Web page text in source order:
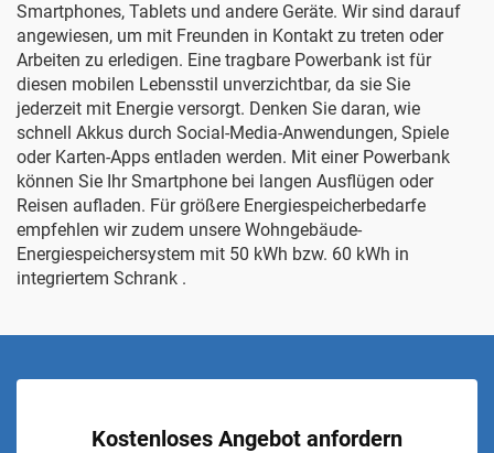
Smartphones, Tablets und andere Geräte. Wir sind darauf
angewiesen, um mit Freunden in Kontakt zu treten oder
Arbeiten zu erledigen. Eine tragbare Powerbank ist für
diesen mobilen Lebensstil unverzichtbar, da sie Sie
jederzeit mit Energie versorgt. Denken Sie daran, wie
schnell Akkus durch Social-Media-Anwendungen, Spiele
oder Karten-Apps entladen werden. Mit einer Powerbank
können Sie Ihr Smartphone bei langen Ausflügen oder
Reisen aufladen. Für größere Energiespeicherbedarfe
empfehlen wir zudem unsere Wohngebäude-
Energiespeichersystem mit 50 kWh bzw. 60 kWh in
integriertem Schrank .
Kostenloses Angebot anfordern